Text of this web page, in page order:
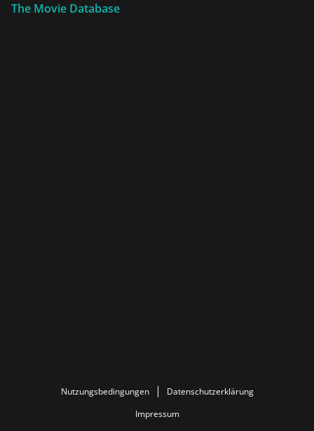
The Movie Database
Nutzungsbedingungen
Datenschutzerklärung
Impressum